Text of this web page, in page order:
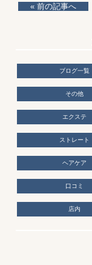
« 前の記事へ
ブログ一覧
その他
エクステ
ストレート
ヘアケア
口コミ
店内